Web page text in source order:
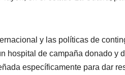
y las políticas de
hospital de campaña donado y
específicamente para dar